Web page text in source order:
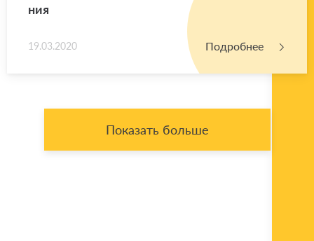
ния
19.03.2020 Подробнее
Показать больше